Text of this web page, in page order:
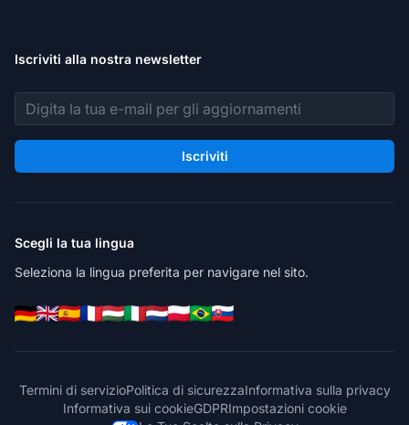
Iscriviti alla nostra newsletter
Indirizzo email
Iscriviti
Scegli la tua lingua
Seleziona la lingua preferita per navigare nel sito.
Termini di servizioPolitica di sicurezzaInformativa sulla privacy
Informativa sui cookieGDPRImpostazioni cookie